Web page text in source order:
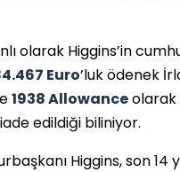
olarak Higgins’in
Euro’luk ödenek
1938 Allowanceolarak
edildiği biliniyor.
Higgins, son